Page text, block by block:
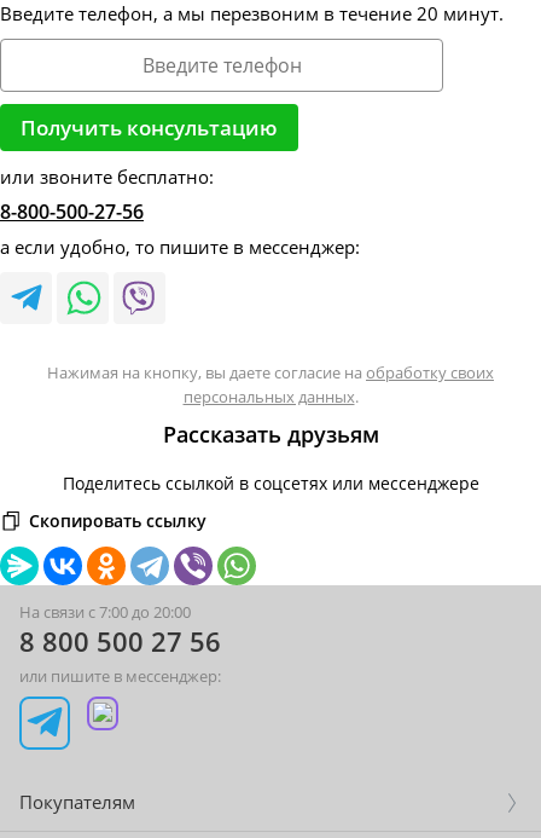
Введите телефон, а мы перезвоним в течение 20 минут.
или звоните бесплатно:
8-800-500-27-56
а если удобно, то пишите в мессенджер:
Нажимая на кнопку, вы даете согласие на обработку своих
персональных данных.
Рассказать друзьям
Поделитесь ссылкой в соцсетях или мессенджере
Скопировать ссылку
На связи с 7:00 до 20:00
8 800 500 27 56
или пишите в мессенджер:
Покупателям